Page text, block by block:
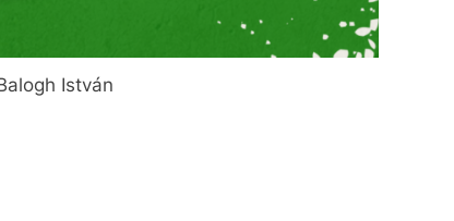
István